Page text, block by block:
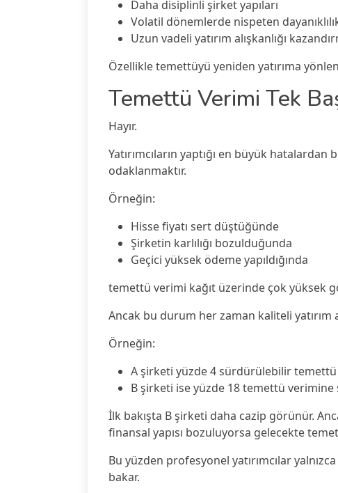
Daha disiplinli şirket yapıları
Volatil dönemlerde nispeten
Uzun vadeli yatırım alışkanlığı
Özellikle temettüyü yeniden yatırıma
Temettü Verimi Tek
Hayır.
Yatırımcıların yaptığı en büyük
odaklanmaktır.
Örneğin:
Hisse fiyatı sert düştüğünde
Şirketin karlılığı bozulduğunda
Geçici yüksek ödeme yapıldığında
temettü verimi kağıt üzerinde çok yüksek
Ancak bu durum her zaman kaliteli yatırım
Örneğin:
A şirketi yüzde 4 sürdürülebilir
B şirketi ise yüzde 18 temettü
İlk bakışta B şirketi daha cazip görünür.
finansal yapısı bozuluyorsa gelecekte
Bu yüzden profesyonel yatırımcılar
bakar.